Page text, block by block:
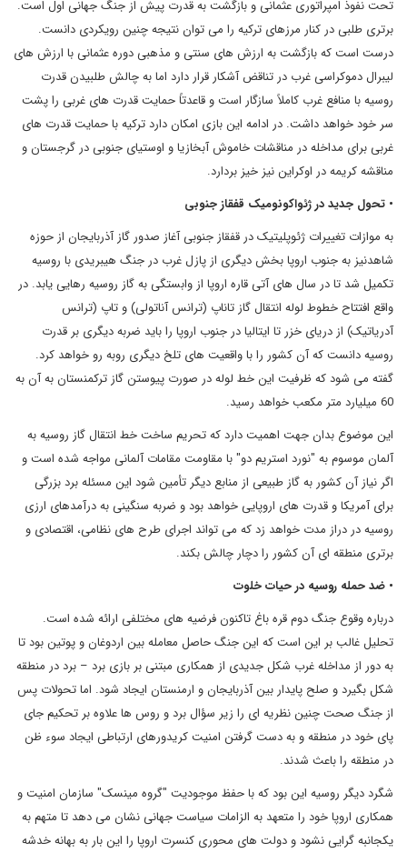
تحت نفوذ امپراتوری عثمانی و بازگشت به قدرت پیش از جنگ جهانی اول است.
برتری طلبی در کنار مرزهای ترکیه را می توان نتیجه چنین رویکردی دانست.
درست است که بازگشت به ارزش های سنتی و مذهبی دوره عثمانی با ارزش های
لیبرال دموکراسی غرب در تناقض آشکار قرار دارد اما به چالش طلبیدن قدرت
روسیه با منافع غرب کاملاً سازگار است و قاعدتاً حمایت قدرت های غربی را پشت
سر خود خواهد داشت. در ادامه این بازی امکان دارد ترکیه با حمایت قدرت های
غربی برای مداخله در مناقشات خاموش آبخازیا و اوستیای جنوبی در گرجستان و
مناقشه کریمه در اوکراین نیز خیز بردارد.
• تحول جدید در ژئواکونومیک قفقاز جنوبی
به موازات تغییرات ژئوپلیتیک در قفقاز جنوبی آغاز صدور گاز آذربایجان از حوزه
شاهدنیز به جنوب اروپا بخش دیگری از پازل غرب در جنگ هیبریدی با روسیه
تکمیل شد تا در سال های آتی قاره اروپا از وابستگی به گاز روسیه رهایی یابد. در
واقع افتتاح خطوط لوله انتقال گاز تاناپ (ترانس آناتولی) و تاپ (ترانس
آدریاتیک) از دریای خزر تا ایتالیا در جنوب اروپا را باید ضربه دیگری بر قدرت
روسیه دانست که آن کشور را با واقعیت های تلخ دیگری روبه رو خواهد کرد.
گفته می شود که ظرفیت این خط لوله در صورت پیوستن گاز ترکمنستان به آن به
60 میلیارد متر مکعب خواهد رسید.
این موضوع بدان جهت اهمیت دارد که تحریم ساخت خط انتقال گاز روسیه به
آلمان موسوم به "نورد استریم دو" با مقاومت مقامات آلمانی مواجه شده است و
اگر نیاز آن کشور به گاز طبیعی از منابع دیگر تأمین شود این مسئله برد بزرگی
برای آمریکا و قدرت های اروپایی خواهد بود و ضربه سنگینی به درآمدهای ارزی
روسیه در دراز مدت خواهد زد که می تواند اجرای طرح های نظامی، اقتصادی و
برتری منطقه ای آن کشور را دچار چالش بکند.
• ضد حمله روسیه در حیات خلوت
درباره وقوع جنگ دوم قره باغ تاکنون فرضیه های مختلفی ارائه شده است.
تحلیل غالب بر این است که این جنگ حاصل معامله بین اردوغان و پوتین بود تا
به دور از مداخله غرب شکل جدیدی از همکاری مبتنی بر بازی برد – برد در منطقه
شکل بگیرد و صلح پایدار بین آذربایجان و ارمنستان ایجاد شود. اما تحولات پس
از جنگ صحت چنین نظریه ای را زیر سؤال برد و روس ها علاوه بر تحکیم جای
پای خود در منطقه و به دست گرفتن امنیت کریدورهای ارتباطی ایجاد سوء ظن
در منطقه را باعث شدند.
شگرد دیگر روسیه این بود که با حفظ موجودیت "گروه مینسک" سازمان امنیت و
همکاری اروپا خود را متعهد به الزامات سیاست جهانی نشان می دهد تا متهم به
یکجانبه گرایی نشود و دولت های محوری کنسرت اروپا را این بار به بهانه خدشه